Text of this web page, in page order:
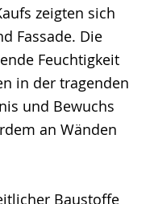
zeigten sich
Fassade. Die
Feuchtigkeit
in der tragenden
und Bewuchs
an Wänden
Baustoffe